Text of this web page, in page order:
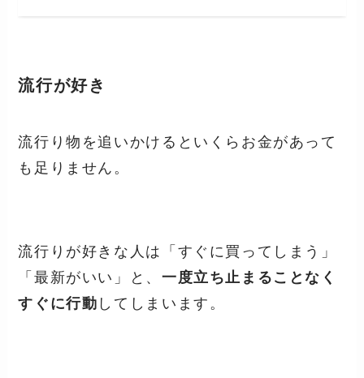
流行が好き
流行り物を追いかけるといくらお金があって
も足りません。
流行りが好きな人は「すぐに買ってしまう」
「最新がいい」と、 一度立ち止まることなく
すぐに行動 してしまいます。